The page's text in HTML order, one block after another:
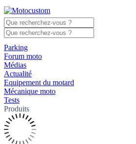
Parking
Forum moto
Médias
Actualité
Equipement du motard
Mécanique moto
Tests
Produits